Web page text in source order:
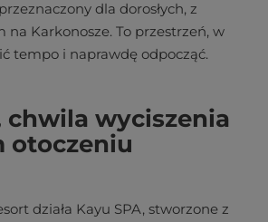
dla dorosłych, z
Karkonosze. To przestrzeń, w
tempo i naprawdę odpocząć.
chwila wyciszenia
otoczeniu
działa Kayu SPA, stworzone z